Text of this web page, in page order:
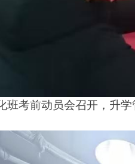
班考前动员会召开，升